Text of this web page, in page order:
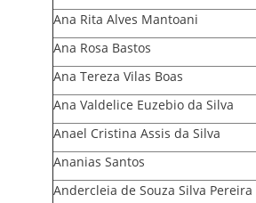
Ana Rita Alves Mantoani
Ana Rosa Bastos
Ana Tereza Vilas Boas
Ana Valdelice Euzebio da Silva
Anael Cristina Assis da Silva
Ananias Santos
Andercleia de Souza Silva Pereira